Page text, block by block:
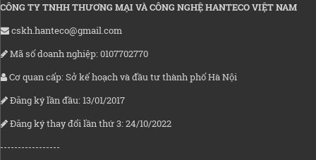
CÔNG TY TNHH THƯƠNG MẠI VÀ CÔNG NGHỆ HANTECO VIỆT NAM
cskh.hanteco@gmail.com
Mã số doanh nghiệp: 0107702770
Cơ quan cấp: Sở kế hoạch và đầu tư thành phố Hà Nội
Đăng ký lần đầu: 13/01/2017
Đăng ký thay đổi lần thứ 3: 24/10/2022
-----------------